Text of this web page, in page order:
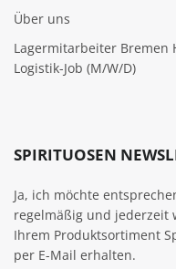
Über uns
Lagermitarbeiter Bremen
Logistik-Job (M/W/D)
SPIRITUOSEN
Ja, ich möchte
regelmäßig und
Ihrem Produktsortiment
per E-Mail erhalten.